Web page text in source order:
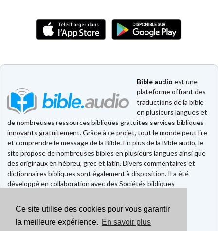
Ce site utilise des cookies pour vous garantir
la meilleure expérience. En savoir plus
Bible audio est une
plateforme offrant des
traductions de la bible
en plusieurs langues et
de nombreuses ressources bibliques gratuites services bibliques
innovants gratuitement. Grâce à ce projet, tout le monde peut lire
et comprendre le message de la Bible. En plus de la Bible audio, le
site propose de nombreuses bibles en plusieurs langues ainsi que
des originaux en hébreu, grec et latin. Divers commentaires et
dictionnaires bibliques sont également à disposition. Il a été
développé en collaboration avec des Sociétés bibliques
Faire un don
Contact